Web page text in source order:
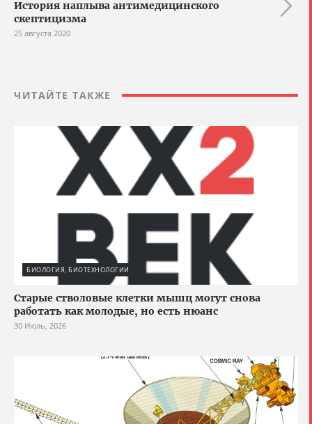
История наплыва антимедицинского
скептицизма
25 августа 2020
ЧИТАЙТЕ ТАКЖЕ
БИОЛОГИЯ, БИОТЕХНОЛОГИИ
Старые стволовые клетки мышц могут снова
работать как молодые, но есть нюанс
30 Июль, 2026